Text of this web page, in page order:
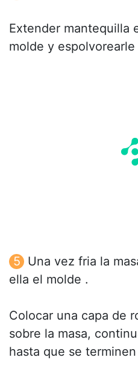
Extender mantequilla
molde y espolvorearle
Una vez fria la
ella el molde .
Colocar una capa de
sobre la masa,
hasta que se